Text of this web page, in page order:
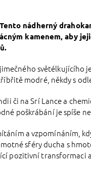
nádherný
kamenem, aby
světélkujícího
modré, někdy s
či na Srí Lance a
poškrábání je spíše
a vzpomínáním,
sféry ducha s
pozitivní transformaci